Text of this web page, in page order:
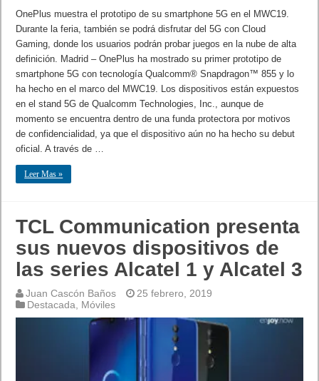
OnePlus muestra el prototipo de su smartphone 5G en el MWC19.
Durante la feria, también se podrá disfrutar del 5G con Cloud
Gaming, donde los usuarios podrán probar juegos en la nube de alta
definición. Madrid – OnePlus ha mostrado su primer prototipo de
smartphone 5G con tecnología Qualcomm® Snapdragon™ 855 y lo
ha hecho en el marco del MWC19. Los dispositivos están expuestos
en el stand 5G de Qualcomm Technologies, Inc., aunque de
momento se encuentra dentro de una funda protectora por motivos
de confidencialidad, ya que el dispositivo aún no ha hecho su debut
oficial. A través de …
Leer Mas »
TCL Communication presenta
sus nuevos dispositivos de
las series Alcatel 1 y Alcatel 3
Juan Cascón Baños
25 febrero, 2019
Destacada
Móviles